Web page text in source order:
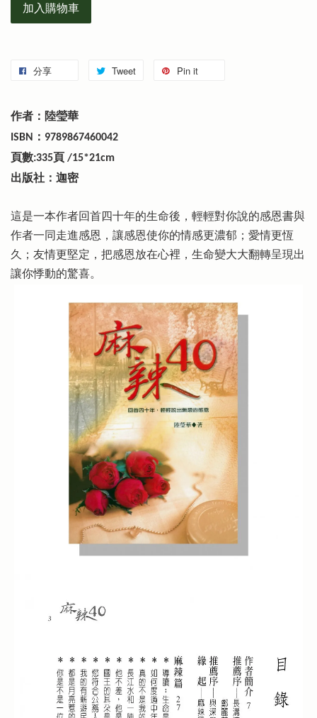
加入購物車
分享 Tweet Pin it
作者：陸瑩華
ISBN ： 9789867460042
頁數:335頁 /15*21cm
出版社：迦密
這是一本作者回首四十年的生命後，輕輕對你說的感恩書與
作者一同走進感恩，讓感恩使你的情感更濃郁；愛情更恆
久；友情更堅定，把感恩放在心裡，生命變大大翻轉呈現出
讓你悸動的驚喜。